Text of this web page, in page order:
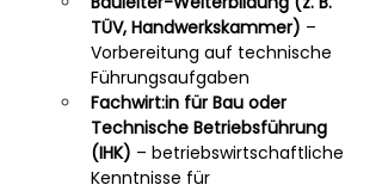
TÜV, Handwerkskammer) –
Vorbereitung auf technische
Führungsaufgaben
Fachwirt:in für Bau oder
Technische Betriebsführung
(IHK) – betriebswirtschaftliche
Kenntnisse für